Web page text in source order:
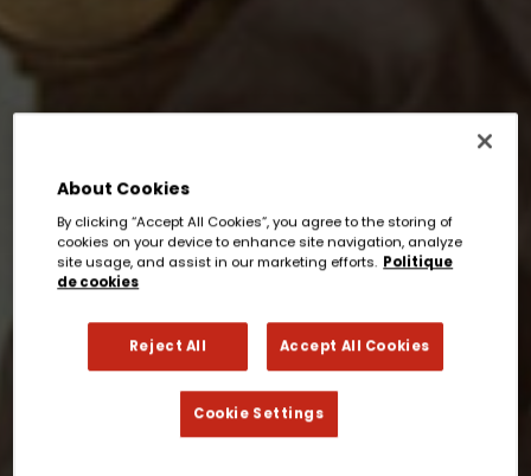
About Cookies
By clicking “Accept All Cookies”, you agree to the storing of
cookies on your device to enhance site navigation, analyze
site usage, and assist in our marketing efforts. Politique
de cookies
Reject All Accept All Cookies
Cookie Settings